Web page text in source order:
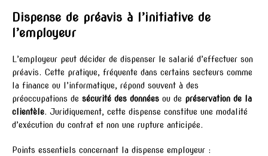
Dispense de préavis à l’initiative de
l’employeur
L’employeur peut décider de dispenser le salarié d’effectuer son
préavis. Cette pratique, fréquente dans certains secteurs comme
la finance ou l’informatique, répond souvent à des
préoccupations de sécurité des données ou de préservation de la
clientèle. Juridiquement, cette dispense constitue une modalité
d’exécution du contrat et non une rupture anticipée.
Points essentiels concernant la dispense employeur :